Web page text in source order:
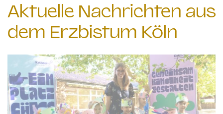
Aktuelle Nachrichten aus
dem Erzbistum Köln